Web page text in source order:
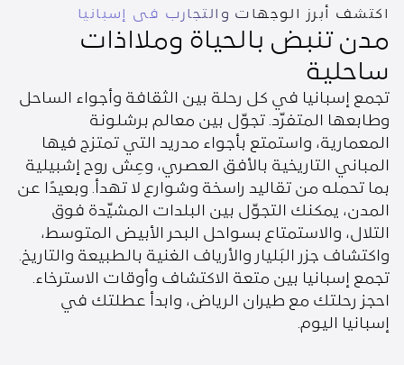
اكتشف أبرز الوجهات والتجارب في إسبانيا
مدن تنبض بالحياة وملااذات
ساحلية
تجمع إسبانيا في كل رحلة بين الثقافة وأجواء الساحل
وطابعها المتفرّد. تجوّل بين معالم برشلونة
المعمارية، واستمتع بأجواء مدريد التي تمتزج فيها
المباني التاريخية بالأفق العصري، وعِش روح إشبيلية
بما تحمله من تقاليد راسخة وشوارع لا تهدأ. وبعيدًا عن
المدن، يمكنك التجوّل بين البلدات المشيّدة فوق
التلال، والاستمتاع بسواحل البحر الأبيض المتوسط،
واكتشاف جزر البَليار والأرياف الغنية بالطبيعة والتاريخ.
تجمع إسبانيا بين متعة الاكتشاف وأوقات الاسترخاء.
احجز رحلتك مع طيران الرياض، وابدأ عطلتك في
إسبانيا اليوم.